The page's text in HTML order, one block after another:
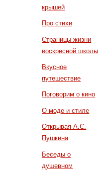
крышей
Про стихи
Страницы жизни
воскресной школы
Вкусное
путешествие
Поговорим о кино
О моде и стиле
Открывая А.С.
Пушкина
Беседы о
душевном